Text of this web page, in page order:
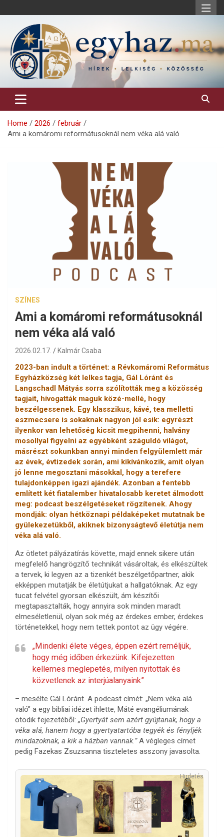
to
egyhaz.ma
Keresztény hírek, elemzések, építő jellegű kritikai írások.
Home 2026
február
Ami a komáromi reformátusoknál nem véka alá való
SZÍNES
Ami a komáromi reformátusoknál
nem véka alá való
2026.02.17. Kalmár Csaba
2023-ban indult a történet: a Révkomáromi Református
Egyházközség két lelkes tagja, Gál Lóránt és
Langschadl Mátyás sorra szólították meg a közösség
tagjait, hívogatták maguk közé-mellé, hogy
beszélgessenek. Egy klasszikus, kávé, tea melletti
eszmecsere is sokaknak nagyon jól esik: egyrészt
ilyenkor van lehetőség kicsit megpihenni, halvány
mosollyal figyelni az egyébként száguldó világot,
másrészt sokunkban annyi minden felgyülemlett már
az évek, évtizedek során, ami kikívánkozik, amit olyan
jó lenne megosztani másokkal, hogy a terefere
tulajdonképpen igazi ajándék. Azonban a fentebb
említett két fiatalember hivatalosabb keretet álmodott
meg: podcast beszélgetéseket rögzítenek. Ahogy
mondják: olyan hétköznapi példaképeket mutatnak be
gyülekezetükből, akiknek bizonyságtevő életútja nem
véka alá való.
Az ötletet pályázatírás követte, majd ennek sikere után
megfelelő hangrögzítő technikát vásároltak, és elkészültek
a tervek, ki legyen az a tizenkét beszélgetőpartner, akik
ekképpen mutatják be életútjukat a hallgatóknak. Az egy
tucat felvétel gyorsan elkészült, ám készítői
megtapasztalták, hogy annyira sok minden maradt
elmeséletlenül, olyan sok még az érdekes ember, érdekes
történetekkel, hogy nem tettek pontot az ügy végére.
„Mindenki élete véges, éppen ezért reméljük,
hogy még időben érkezünk. Kifejezetten
kellemes meglepetés, milyen nyitottak és
közvetlenek az interjúalanyaink”
– mesélte Gál Lóránt. A podcast címét: „Nem véka alá
való” a egy bibliai idézet ihlette, Máté evangéliumának
ötödik fejezetéből: „Gyertyát sem azért gyújtanak, hogy a
véka alá, hanem hogy a gyertyatartóba tegyék és fényljék
mindazoknak, a kik a házban vannak.”A végleges címet
pedig Fazekas Zsuzsanna tiszteletes asszony javasolta.
Hirdetés